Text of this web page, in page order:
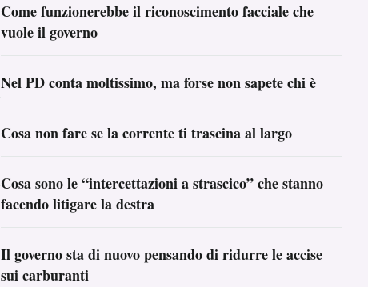
Come funzionerebbe il riconoscimento facciale che
vuole il governo
Nel PD conta moltissimo, ma forse non sapete chi è
Cosa non fare se la corrente ti trascina al largo
Cosa sono le “intercettazioni a strascico” che stanno
facendo litigare la destra
Il governo sta di nuovo pensando di ridurre le accise
sui carburanti